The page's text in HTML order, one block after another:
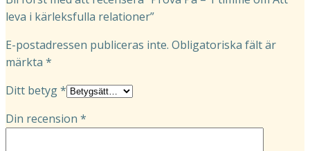
leva i kärleksfulla relationer”
E-postadressen publiceras inte. Obligatoriska fält är
märkta *
Ditt betyg*
Din recension *